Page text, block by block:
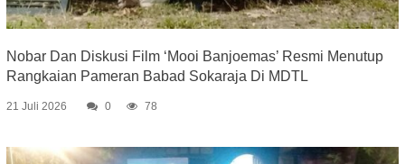
Nobar Dan Diskusi Film ‘Mooi Banjoemas’ Resmi Menutup
Rangkaian Pameran Babad Sokaraja Di MDTL
21 Juli 2026 0 78